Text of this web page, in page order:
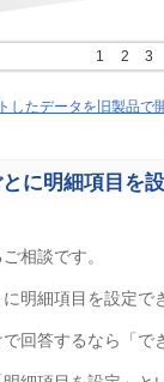
1 2 3
したデータを旧製品で
に明細項目を
相談です。
明細項目を設定で
回答するなら「で